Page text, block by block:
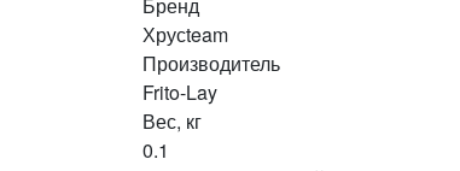
Хрусteam
Производитель
Frito-Lay
Вес, кг
0.1